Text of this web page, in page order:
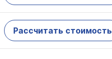
Рассчитать стоимость